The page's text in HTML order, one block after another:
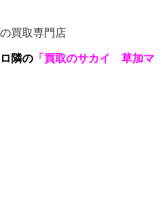
買取専門店
隣の 「買取のサカイ 草加マ